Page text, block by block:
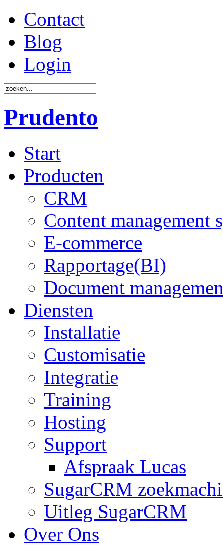
Contact
Blog
Login
Prudento
Start
Producten
CRM
Content management
E-commerce
Rapportage(BI)
Document
Diensten
Installatie
Customisatie
Integratie
Training
Hosting
Support
Afspraak Lucas
SugarCRM
Uitleg SugarCRM
Over Ons